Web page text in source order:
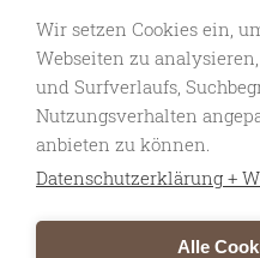
Add to basket
SKU:DC-GS-Latte-Art-Anfaenger-
Wir setzen Cookies ein,
Webseiten zu
und Surfverlaufs,
Nutzungsverhalten
anbieten zu können.
Datenschutzerklärung +
Alle